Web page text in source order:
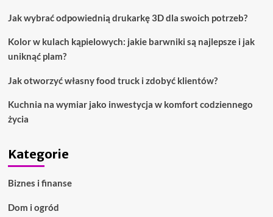
mogą
Jak wybrać odpowiednią drukarkę 3D dla swoich potrzeb?
Kolor w kulach kąpielowych: jakie barwniki są najlepsze i jak
uniknąć plam?
Jak otworzyć własny food truck i zdobyć klientów?
Kuchnia na wymiar jako inwestycja w komfort codziennego
życia
Kategorie
Biznes i finanse
Dom i ogród